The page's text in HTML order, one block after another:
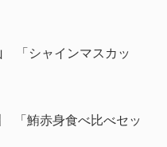
シャインマスカッ
鮪赤身食べ比べセッ